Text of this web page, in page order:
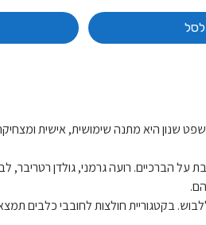
שנון היא מתנה שימושית, אישית
על הברכיים. רועה גרמני, גולדן רטריבר,
בקטגוריית חולצות לחובבי כלבים